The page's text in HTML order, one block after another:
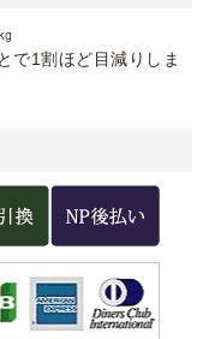
で1割ほど目減りしま